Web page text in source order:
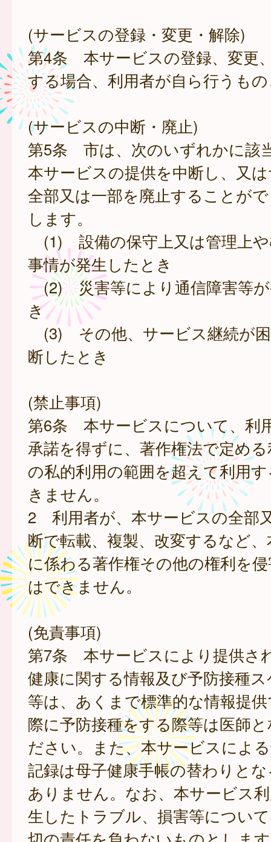
(サービスの登録・変更・解除)
第4条 本サービスの登録、変更
する場合、利用者が自ら行うも
(サービスの中断・廃止)
第5条 市は、次のいずれかに該
本サービスの提供を中断し、又
全部又は一部を廃止することが
します。
(1) 設備の保守上又は管理上
事情が発生したとき
(2) 災害等により通信障害等が
き
(3) その他、サービス継続が
断したとき
(禁止事項)
第6条 本サービスについて、利
承諾を得ずに、著作権法で定め
の私的利用の範囲を超えて利用
きません。
2 利用者が、本サービスの全部
断で転載、複製、改変するなど
に係わる著作権その他の権利を
はできません。
(免責事項)
第7条 本サービスにより提供さ
健康に関する情報及び予防接種
等は、あくまで標準的な情報提
際に予防接種をする際等は医師
ださい。また、本サービスによ
記録は母子健康手帳の替わりと
ありません。なお、本サービス
生したトラブル、損害等につい